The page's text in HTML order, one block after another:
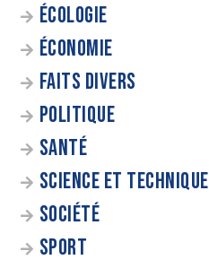
ÉCOLOGIE
ÉCONOMIE
FAITS DIVERS
POLITIQUE
SANTÉ
SCIENCE ET TECHNIQUE
SOCIÉTÉ
SPORT